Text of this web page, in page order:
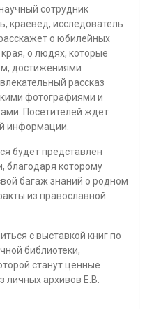
сотрудник
краевед, исследователь
о юбилейных
о людях, которые
достижениями
рассказ
фотографиями и
Посетителей ждет
информации.
будет представлен
благодаря которому
багаж знаний о родном
из православной
с выставкой книг по
библиотеки,
станут ценные
личных архивов Е.В.